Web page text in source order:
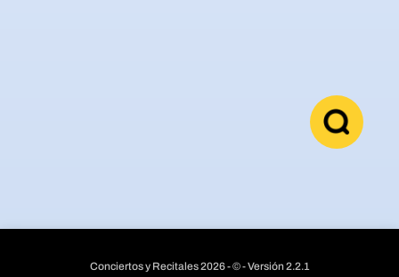
Conciertos y Recitales 2026 - © - Versión 2.2.1